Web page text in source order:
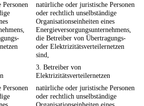
natürliche oder juristische Personen
oder rechtlich unselbständige
Organisationseinheiten eines
Energieversorgungsunternehmens,
die Betreiber von Übertragungs-
oder Elektrizitätsverteilernetzen
sind,
3. Betreiber von
Elektrizitätsverteilernetzen
natürliche oder juristische Personen
oder rechtlich unselbständige